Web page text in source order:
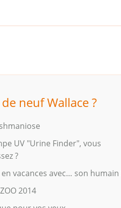
neuf Wallace ?
UV "Urine Finder", vous
?
vacances avec… son humain
2014